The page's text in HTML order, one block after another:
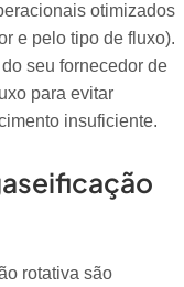
otimizados
e pelo tipo de fluxo).
seu fornecedor de
para evitar
insuficiente.
rotativa são